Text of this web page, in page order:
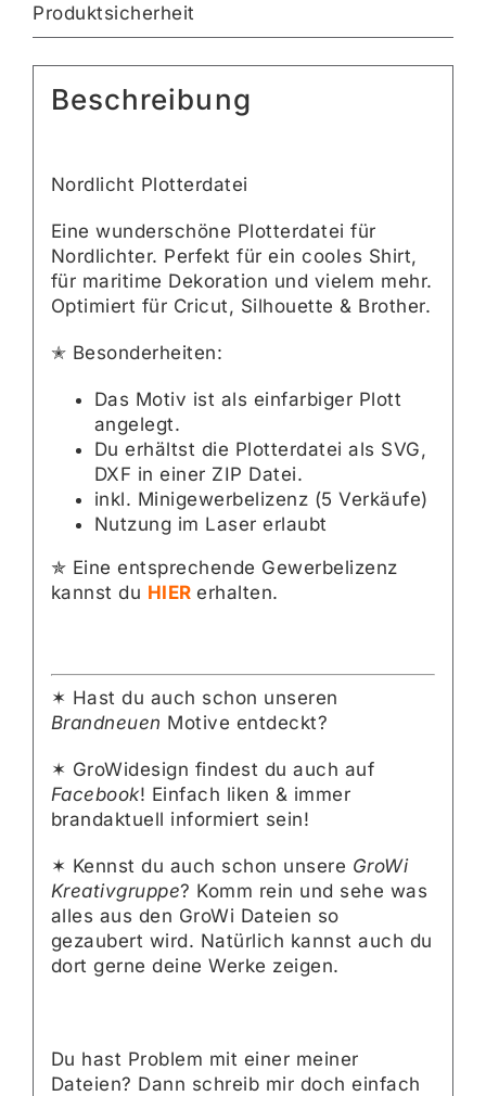
Produktsicherheit
Beschreibung
Nordlicht Plotterdatei
Eine wunderschöne Plotterdatei für
Nordlichter. Perfekt für ein cooles Shirt,
für maritime Dekoration und vielem mehr.
Optimiert für Cricut, Silhouette & Brother.
✭ Besonderheiten:
Das Motiv ist als einfarbiger Plott
angelegt.
Du erhältst die Plotterdatei als SVG,
DXF in einer ZIP Datei.
inkl. Minigewerbelizenz (5 Verkäufe)
Nutzung im Laser erlaubt
✯ Eine entsprechende Gewerbelizenz
kannst du HIERerhalten.
✶ Hast du auch schon unseren
Brandneuen Motive entdeckt?
✶ GroWidesign findest du auch auf
Facebook! Einfach liken & immer
brandaktuell informiert sein!
✶ Kennst du auch schon unsere GroWi
Kreativgruppe? Komm rein und sehe was
alles aus den GroWi Dateien so
gezaubert wird. Natürlich kannst auch du
dort gerne deine Werke zeigen.
Du hast Problem mit einer meiner
Dateien? Dann schreib mir doch einfach